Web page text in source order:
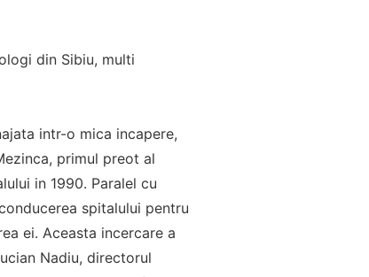
din Sibiu, multi
intr-o mica incapere,
primul preot al
in 1990. Paralel cu
spitalului pentru
ei. Aceasta incercare a
Nadiu, directorul